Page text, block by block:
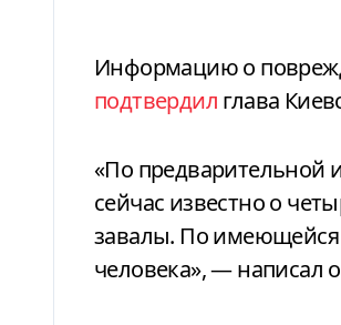
Информацию о
подтвердил глава
«По предварительной
сейчас известно о
завалы. По
человека», — написал